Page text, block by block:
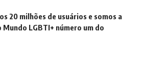
20 milhões de usuários e somos a
LGBTI+ número um do